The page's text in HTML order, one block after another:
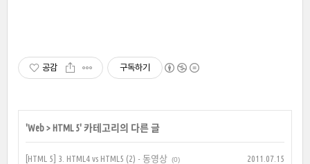
공감 구독하기
'Web> HTML 5' 카테고리의 다른 글
[HTML 5] 3. HTML4 vs HTML5 (2) - 동영상 (0) 2011.07.15